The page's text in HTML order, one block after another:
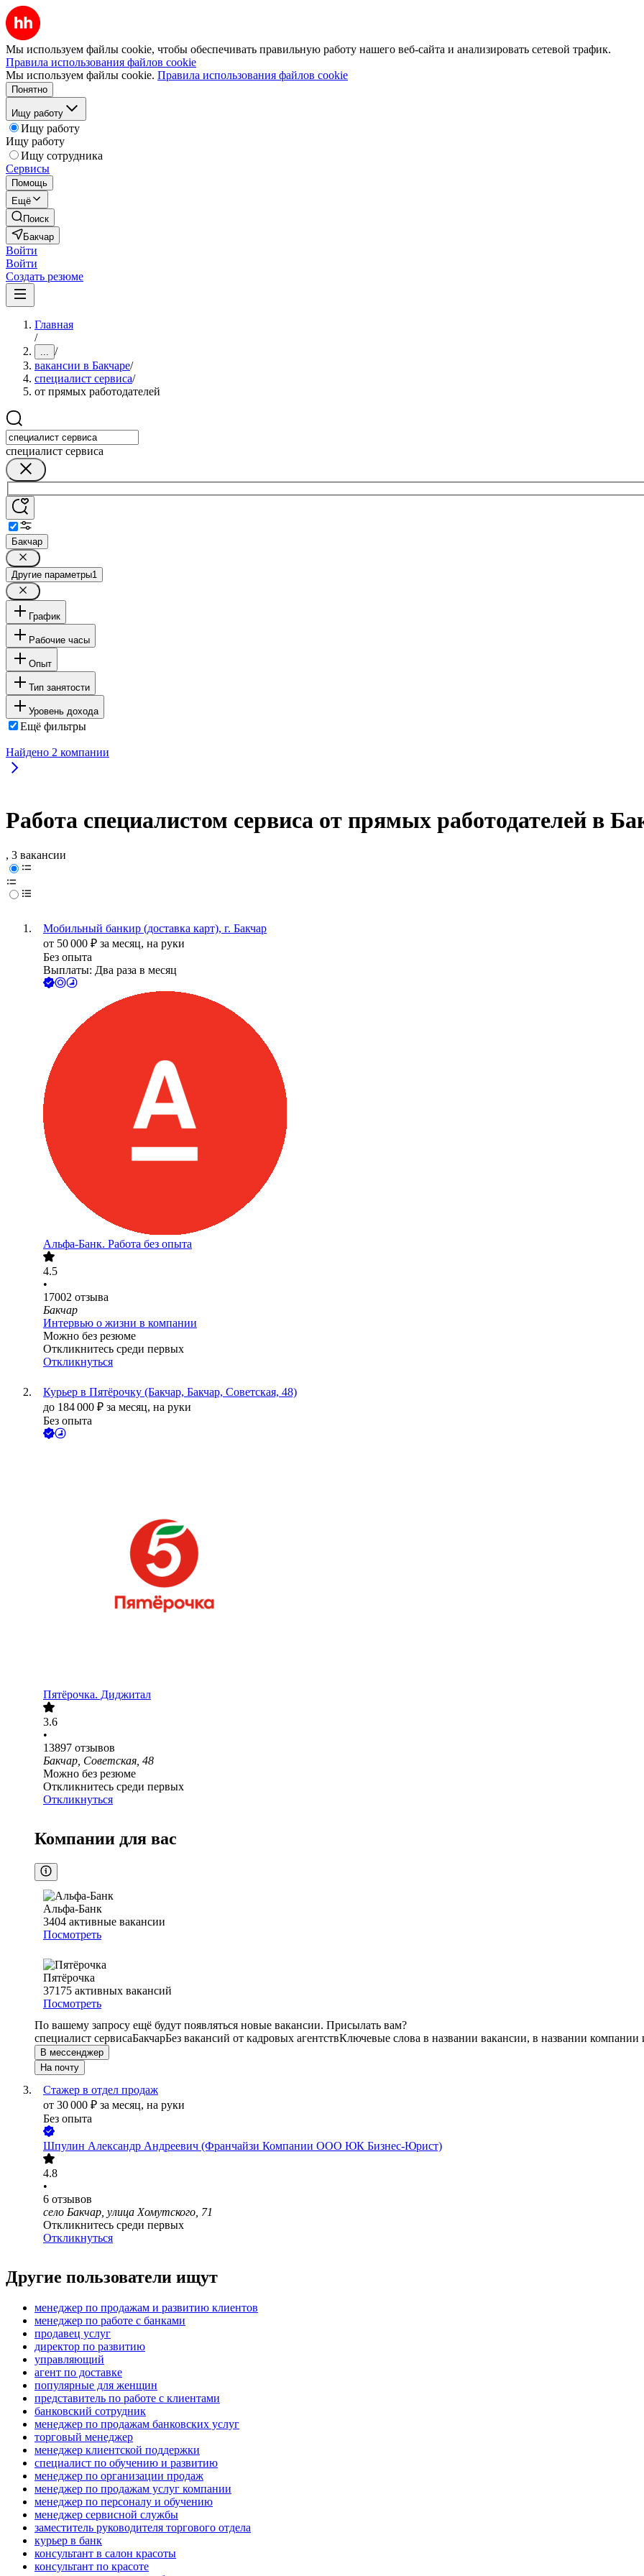
Мы используем файлы cookie, чтобы обеспечивать правильную работу нашего веб-сайта и анализировать сетевой трафик.
Правила использования файлов cookie
Мы используем файлы cookie. Правила использования файлов cookie
Понятно
Ищу работу
Ищу работу
Ищу работу
Ищу сотрудника
Сервисы
Помощь
Ещё
Поиск
Бакчар
Войти
Войти
Создать резюме
Главная
/
... /
вакансии в Бакчаре/
специалист сервиса/
от прямых работодателей
специалист сервиса
Бакчар
Другие параметры1
График
Рабочие часы
Опыт
Тип занятости
Уровень дохода
Ещё фильтры
Найдено 2 компании
Работа специалистом сервиса от прямых работодателей в
, 3 вакансии
Мобильный банкир (доставка карт), г. Бакчар
от 50 000 ₽ за месяц, на руки
Без опыта
Выплаты: Два раза в месяц
Альфа-Банк. Работа без опыта
4.5
•
17002 отзыва
Бакчар
Интервью о жизни в компании
Можно без резюме
Откликнитесь среди первых
Откликнуться
Курьер в Пятёрочку (Бакчар, Бакчар, Советская, 48)
до 184 000 ₽ за месяц, на руки
Без опыта
Пятёрочка. Диджитал
3.6
•
13897 отзывов
Бакчар, Советская, 48
Можно без резюме
Откликнитесь среди первых
Откликнуться
Компании для вас
Альфа-Банк
3404 активные вакансии
Посмотреть
Пятёрочка
37175 активных вакансий
Посмотреть
По вашему запросу ещё будут появляться новые вакансии. Присылать вам?
специалист сервисаБакчарБез вакансий от кадровых агентствКлючевые слова в названии вакансии, в названии компании
В мессенджер
На почту
Стажер в отдел продаж
от 30 000 ₽ за месяц, на руки
Без опыта
Шпулин Александр Андреевич (Франчайзи Компании ООО ЮК Бизнес-Юрист)
4.8
•
6 отзывов
село Бакчар, улица Хомутского, 71
Откликнитесь среди первых
Откликнуться
Другие пользователи ищут
менеджер по продажам и развитию клиентов
менеджер по работе с банками
продавец услуг
директор по развитию
управляющий
агент по доставке
популярные для женщин
представитель по работе с клиентами
банковский сотрудник
менеджер по продажам банковских услуг
торговый менеджер
менеджер клиентской поддержки
специалист по обучению и развитию
менеджер по организации продаж
менеджер по продажам услуг компании
менеджер по персоналу и обучению
менеджер сервисной службы
заместитель руководителя торгового отдела
курьер в банк
консультант в салон красоты
консультант по красоте